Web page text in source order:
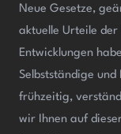
Neue Gesetze,
aktuelle Urteile
Entwicklungen
Selbstständige
frühzeitig,
wir Ihnen auf